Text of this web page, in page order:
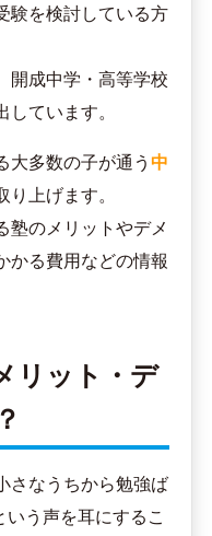
験を検討している方
開成中学・高等学校
ています。
大多数の子が通う中
り上げます。
塾のメリットやデメ
かる費用などの情報
リット・デ
さなうちから勉強ば
う声を耳にするこ